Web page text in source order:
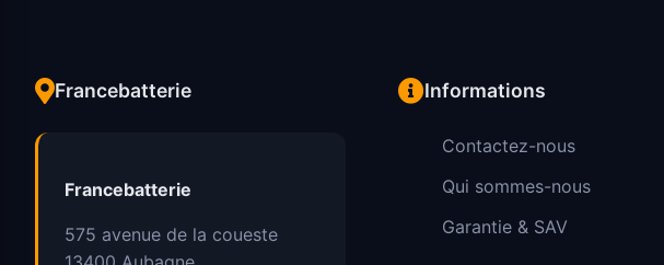
Francebatterie
Francebatterie
575 avenue de la coueste
Informations
Contactez-nous
Qui sommes-nous
Garantie & SAV